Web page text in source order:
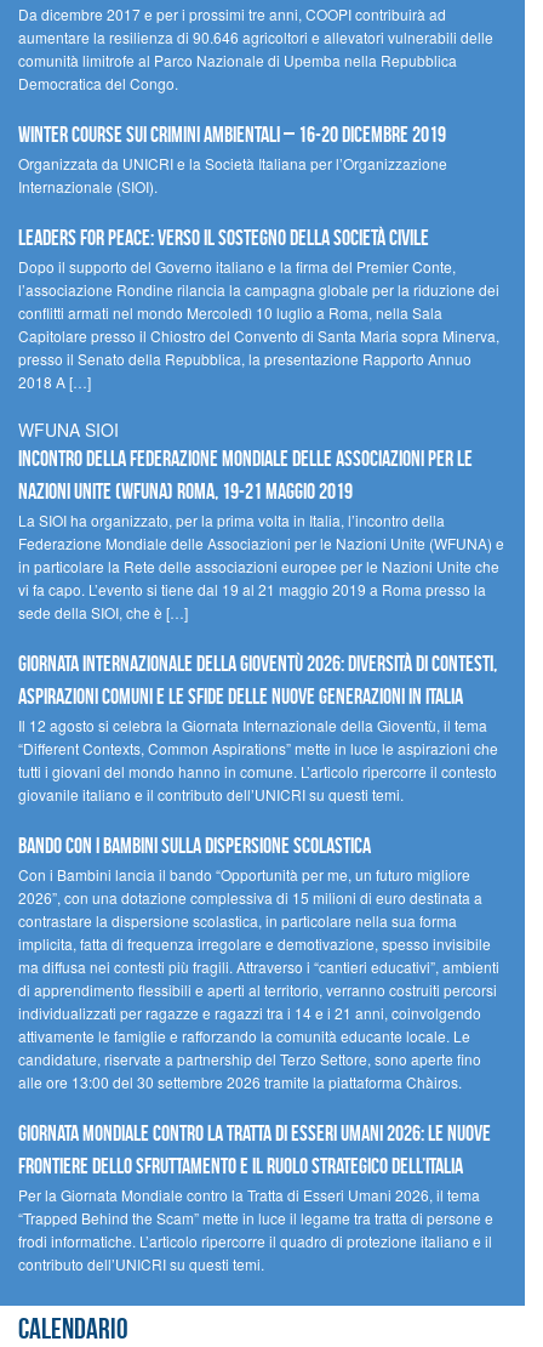
Da dicembre 2017 e per i prossimi tre anni, COOPI contribuirà ad
aumentare la resilienza di 90.646 agricoltori e allevatori vulnerabili delle
comunità limitrofe al Parco Nazionale di Upemba nella Repubblica
Democratica del Congo.
Winter Course sui Crimini Ambientali – 16-20 Dicembre 2019
Organizzata da UNICRI e la Società Italiana per l’Organizzazione
Internazionale (SIOI).
Leaders for peace: verso il sostegno della società civile
Dopo il supporto del Governo italiano e la firma del Premier Conte,
l’associazione Rondine rilancia la campagna globale per la riduzione dei
conflitti armati nel mondo Mercoledì 10 luglio a Roma, nella Sala
Capitolare presso il Chiostro del Convento di Santa Maria sopra Minerva,
presso il Senato della Repubblica, la presentazione Rapporto Annuo
2018 A […]
WFUNA SIOI
Incontro della Federazione Mondiale delle Associazioni per le
Nazioni Unite (WFUNA) Roma, 19-21 maggio 2019
La SIOI ha organizzato, per la prima volta in Italia, l’incontro della
Federazione Mondiale delle Associazioni per le Nazioni Unite (WFUNA) e
in particolare la Rete delle associazioni europee per le Nazioni Unite che
vi fa capo. L’evento si tiene dal 19 al 21 maggio 2019 a Roma presso la
sede della SIOI, che è […]
GIORNATA INTERNAZIONALE DELLA GIOVENTÙ 2026: DIVERSITÀ DI CONTESTI,
ASPIRAZIONI COMUNI E LE SFIDE DELLE NUOVE GENERAZIONI IN ITALIA
Il 12 agosto si celebra la Giornata Internazionale della Gioventù, il tema
“Different Contexts, Common Aspirations” mette in luce le aspirazioni che
tutti i giovani del mondo hanno in comune. L’articolo ripercorre il contesto
giovanile italiano e il contributo dell’UNICRI su questi temi.
Bando Con i Bambini sulla dispersione scolastica
Con i Bambini lancia il bando “Opportunità per me, un futuro migliore
2026”, con una dotazione complessiva di 15 milioni di euro destinata a
contrastare la dispersione scolastica, in particolare nella sua forma
implicita, fatta di frequenza irregolare e demotivazione, spesso invisibile
ma diffusa nei contesti più fragili. Attraverso i “cantieri educativi”, ambienti
di apprendimento flessibili e aperti al territorio, verranno costruiti percorsi
individualizzati per ragazze e ragazzi tra i 14 e i 21 anni, coinvolgendo
attivamente le famiglie e rafforzando la comunità educante locale. Le
candidature, riservate a partnership del Terzo Settore, sono aperte fino
alle ore 13:00 del 30 settembre 2026 tramite la piattaforma Chàiros.
GIORNATA MONDIALE CONTRO LA TRATTA DI ESSERI UMANI 2026: LE NUOVE
FRONTIERE DELLO SFRUTTAMENTO E IL RUOLO STRATEGICO DELL’ITALIA
Per la Giornata Mondiale contro la Tratta di Esseri Umani 2026, il tema
“Trapped Behind the Scam” mette in luce il legame tra tratta di persone e
frodi informatiche. L’articolo ripercorre il quadro di protezione italiano e il
contributo dell’UNICRI su questi temi.
Calendario